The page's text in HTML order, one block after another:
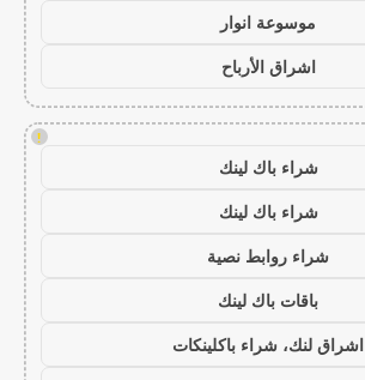
موسوعة انوار
اشراق الأرباح
!
شراء باك لينك
شراء باك لينك
شراء روابط نصية
باقات باك لينك
اشراق لنك، شراء باكلينكات